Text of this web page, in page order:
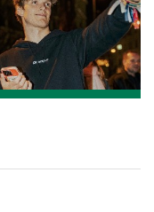
deník tvořený